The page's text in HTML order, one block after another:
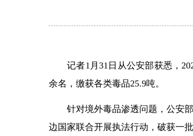
记者1月31日从公安部获悉，
余名，缴获各类毒品25.9吨。
针对境外毒品渗透问题，公安
边国家联合开展执法行动，破获一